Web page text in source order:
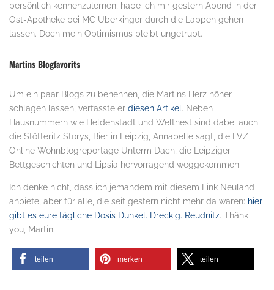
persönlich kennenzulernen, habe ich mir gestern Abend in der
Ost-Apotheke bei MC Überkinger durch die Lappen gehen
lassen. Doch mein Optimismus bleibt ungetrübt.
Martins Blogfavorits
Um ein paar Blogs zu benennen, die Martins Herz höher
schlagen lassen, verfasste er diesen Artikel . Neben
Hausnummern wie Heldenstadt und Weltnest sind dabei auch
die Stötteritz Storys, Bier in Leipzig, Annabelle sagt, die LVZ
Online Wohnblogreportage Unterm Dach, die Leipziger
Bettgeschichten und Lipsia hervorragend weggekommen
Ich denke nicht, dass ich jemandem mit diesem Link Neuland
anbiete, aber für alle, die seit gestern nicht mehr da waren: hier
gibt es eure tägliche Dosis Dunkel. Dreckig. Reudnitz. Thänk
you, Martin.
teilen merken teilen